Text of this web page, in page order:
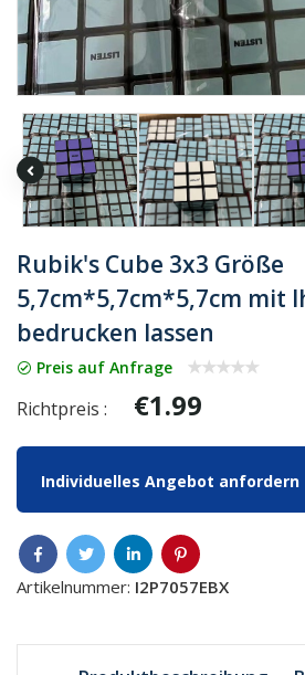
Rubik's Cube 3x3 Größe
5,7cm*5,7cm*5,7cm mit
bedrucken lassen
Preis auf Anfrage
Richtpreis : €1.99
Individuelles Angebot anfordern
Artikelnummer: I2P7057EBX